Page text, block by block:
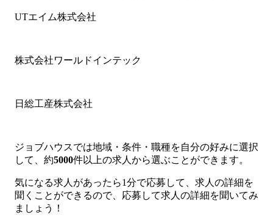
UTエイム株式会社
株式会社ワールドインテック
日総工産株式会社
ジョブハウスでは地域・条件・職種を自分の好みに選択
して、約5000件以上の求人から選ぶことができます。
気になる求人があったら1分で応募して、求人の詳細を
聞くことができるので、応募して求人の詳細を聞いてみ
ましょう！